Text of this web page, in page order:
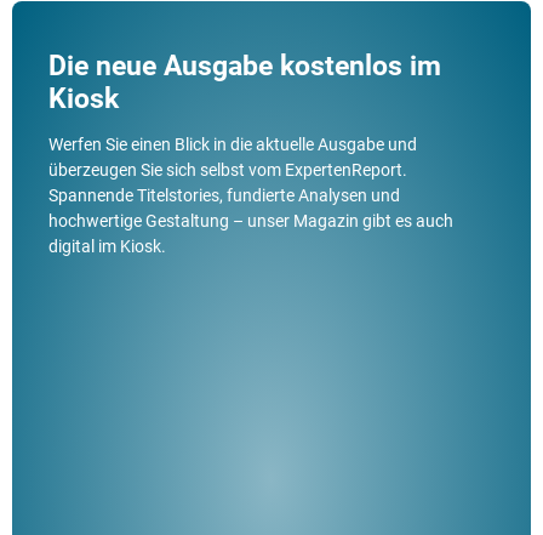
Die neue Ausgabe kostenlos im
Kiosk
Werfen Sie einen Blick in die aktuelle Ausgabe und
überzeugen Sie sich selbst vom ExpertenReport.
Spannende Titelstories, fundierte Analysen und
hochwertige Gestaltung – unser Magazin gibt es auch
digital im Kiosk.